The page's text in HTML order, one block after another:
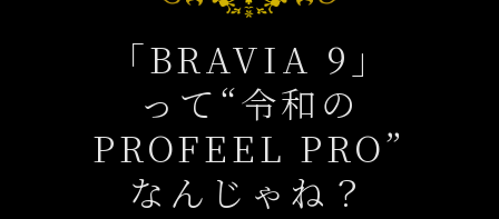
「BRAVIA 9」
って“令和の
PROFEEL PRO”
なんじゃね？